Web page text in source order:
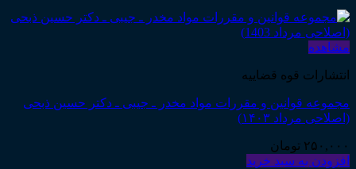
مشاهده
انتشارات قوه قضاییه
مجموعه قوانین و مقررات مواد مخدر ـ جیبی ـ دکتر حسین ذبحی
(اصلاحی مرداد ۱۴۰۳)
۲۵۰,۰۰۰ تومان
افزودن به سبد خرید